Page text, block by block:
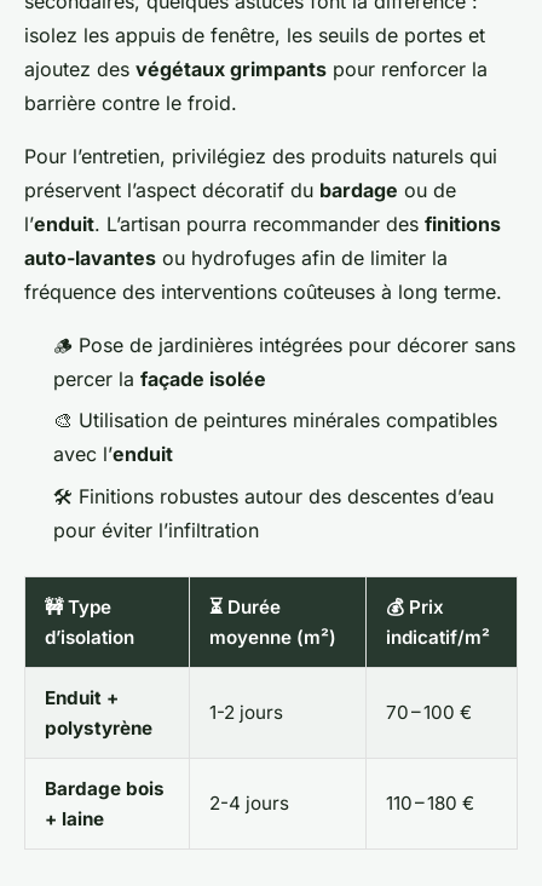
isolez les appuis de fenêtre, les seuils de portes et
ajoutez des végétaux grimpants pour renforcer la
barrière contre le froid.
Pour l’entretien, privilégiez des produits naturels qui
préservent l’aspect décoratif du bardage ou de
l’enduit. L’artisan pourra recommander des finitions
auto-lavantes ou hydrofuges afin de limiter la
fréquence des interventions coûteuses à long terme.
🪵 Pose de jardinières intégrées pour décorer sans
percer la façade isolée
🎨 Utilisation de peintures minérales compatibles
avec l’enduit
🛠️ Finitions robustes autour des descentes d’eau
pour éviter l’infiltration
🚧 Type
d’isolation
⏳ Durée
moyenne (m²)
💰 Prix
indicatif/m²
Enduit +
polystyrène
1-2 jours 70 – 100 €
Bardage bois
+ laine
2-4 jours 110 – 180 €